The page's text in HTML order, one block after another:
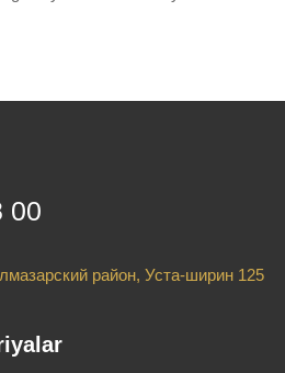
00
район, Уста-ширин 125